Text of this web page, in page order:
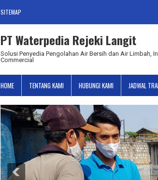
SITEMAP
PT Waterpedia Rejeki Langit
Solusi Penyedia Pengolahan Air Bersih dan Air Limbah,
Commercial
HOME TENTANG KAMI HUBUNGI KAMI JADWAL